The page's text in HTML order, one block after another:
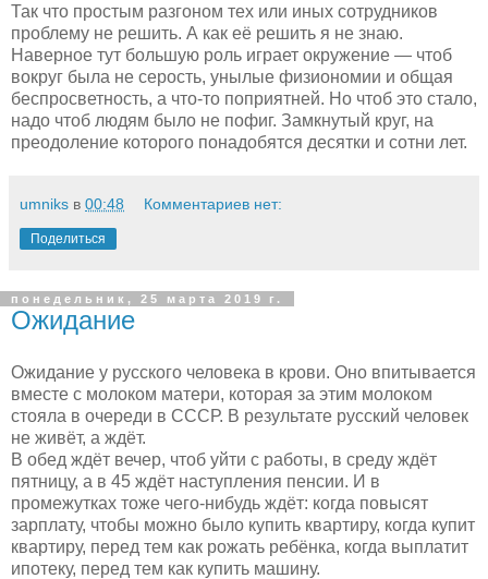
Так что простым разгоном тех или иных сотрудников
проблему не решить. А как её решить я не знаю.
Наверное тут большую роль играет окружение — чтоб
вокруг была не серость, унылые физиономии и общая
беспросветность, а что-то поприятней. Но чтоб это стало,
надо чтоб людям было не пофиг. Замкнутый круг, на
преодоление которого понадобятся десятки и сотни лет.
umniks в 00:48 Комментариев нет:
Поделиться
понедельник, 25 марта 2019 г.
Ожидание
Ожидание у русского человека в крови. Оно впитывается
вместе с молоком матери, которая за этим молоком
стояла в очереди в СССР. В результате русский человек
не живёт, а ждёт.
В обед ждёт вечер, чтоб уйти с работы, в среду ждёт
пятницу, а в 45 ждёт наступления пенсии. И в
промежутках тоже чего-нибудь ждёт: когда повысят
зарплату, чтобы можно было купить квартиру, когда купит
квартиру, перед тем как рожать ребёнка, когда выплатит
ипотеку, перед тем как купить машину.